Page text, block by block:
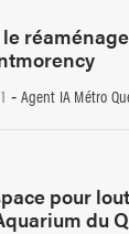
le
- Agent IA Métro
pour
du